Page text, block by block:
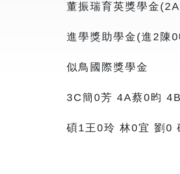
董振瑞育英獎學金
進學獎助學金(進2陳
似鳥國際獎學金
3C簡0芳 4A蔡0昀
碩1王0玲 林0宜 劉0